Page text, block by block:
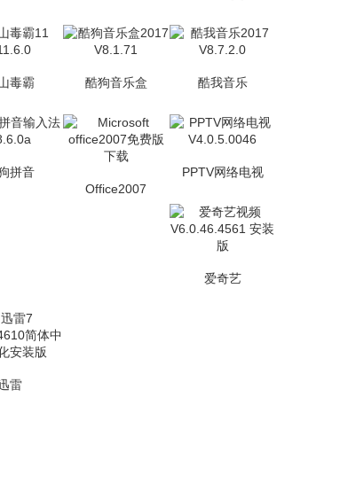
毒霸 酷狗音乐盒 酷我音乐
拼音
Office2007
PPTV网络电视
爱奇艺
雷